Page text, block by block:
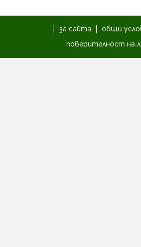
за сайта
общи
поверителност на